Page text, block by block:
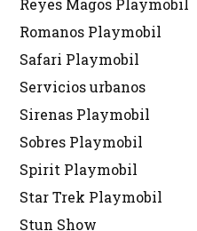
Reyes Magos Playmobil
Romanos Playmobil
Safari Playmobil
Servicios urbanos
Sirenas Playmobil
Sobres Playmobil
Spirit Playmobil
Star Trek Playmobil
Stun Show